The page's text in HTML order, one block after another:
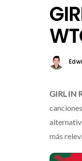
GIRL IN
más